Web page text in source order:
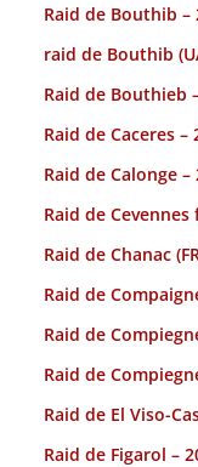
Raid de Bouthib –
raid de Bouthib
Raid de Bouthieb
Raid de Caceres –
Raid de Calonge –
Raid de Cevennes
Raid de Chanac
Raid de
Raid de
Raid de
Raid de El Viso-
Raid de Figarol –